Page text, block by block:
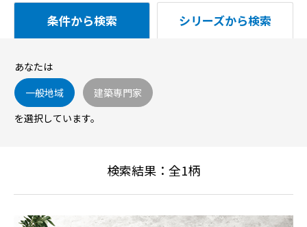
条件から検索 シリーズから検索
あなたは
一般地域
建築専門家
を選択しています。
検索結果：全1柄